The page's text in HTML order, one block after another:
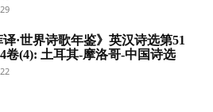
译·世界诗歌年鉴》英汉诗选第51
卷(4): 土耳其-摩洛哥-中国诗选